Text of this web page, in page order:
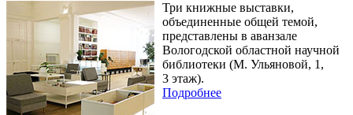
Три книжные выставки,
объединенные общей темой,
представлены в аванзале
Вологодской областной научной
библиотеки (М. Ульяновой, 1,
3 этаж).
Подробнее